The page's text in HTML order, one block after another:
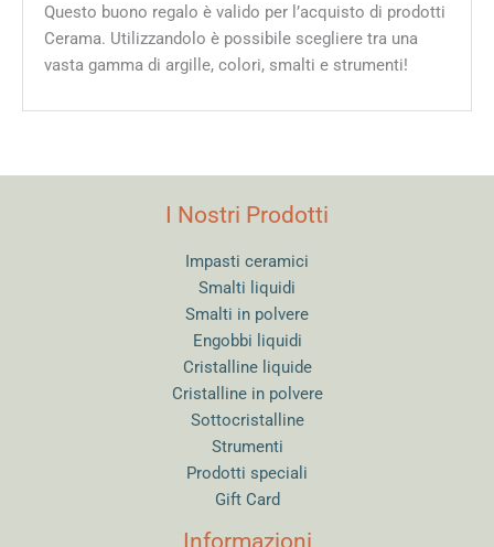
Questo buono regalo è valido per l’acquisto di prodotti
Cerama. Utilizzandolo è possibile scegliere tra una
vasta gamma di argille, colori, smalti e strumenti!
I Nostri Prodotti
Impasti ceramici
Smalti liquidi
Smalti in polvere
Engobbi liquidi
Cristalline liquide
Cristalline in polvere
Sottocristalline
Strumenti
Prodotti speciali
Gift Card
Informazioni